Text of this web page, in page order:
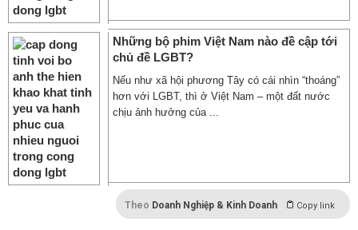
Những bộ phim Việt Nam nào đề cập tới
chủ đề LGBT?
Nếu như xã hội phương Tây có cái nhìn “thoáng”
hơn với LGBT, thì ở Việt Nam – một đất nước
chịu ảnh hưởng của ...
Theo Doanh Nghiệp & Kinh Doanh Copy link